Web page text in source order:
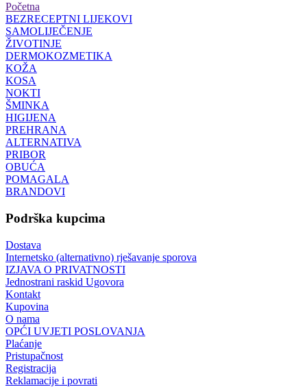
Početna
BEZRECEPTNI LIJEKOVI
SAMOLIJEČENJE
ŽIVOTINJE
DERMOKOZMETIKA
KOŽA
KOSA
NOKTI
ŠMINKA
HIGIJENA
PREHRANA
ALTERNATIVA
PRIBOR
OBUĆA
POMAGALA
BRANDOVI
Podrška kupcima
Dostava
Internetsko (alternativno) rješavanje sporova
IZJAVA O PRIVATNOSTI
Jednostrani raskid Ugovora
Kontakt
Kupovina
O nama
OPĆI UVJETI POSLOVANJA
Plaćanje
Pristupačnost
Registracija
Reklamacije i povrati